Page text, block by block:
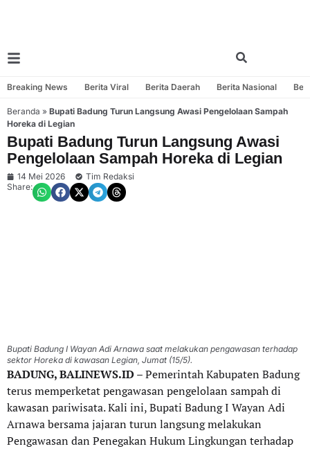
Breaking News Berita Viral Berita Daerah Berita Nasional
Beranda » Bupati Badung Turun Langsung Awasi Pengelolaan Sampah
Horeka di Legian
Bupati Badung Turun Langsung Awasi
Pengelolaan Sampah Horeka di Legian
14 Mei 2026
Tim Redaksi
Share:
Bupati Badung I Wayan Adi Arnawa saat melakukan pengawasan terhadap
sektor Horeka di kawasan Legian, Jumat (15/5).
BADUNG, BALINEWS.ID– Pemerintah Kabupaten Badung
terus memperketat pengawasan pengelolaan sampah di
kawasan pariwisata. Kali ini, Bupati Badung I Wayan Adi
Arnawa bersama jajaran turun langsung melakukan
Pengawasan dan Penegakan Hukum Lingkungan terhadap